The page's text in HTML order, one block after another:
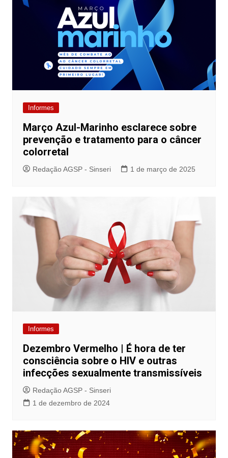
Informes
Março Azul-Marinho esclarece sobre
prevenção e tratamento para o câncer
colorretal
Redação AGSP - Sinseri 1 de março de 2025
Informes
Dezembro Vermelho | É hora de ter
consciência sobre o HIV e outras
infecções sexualmente transmissíveis
Redação AGSP - Sinseri
1 de dezembro de 2024